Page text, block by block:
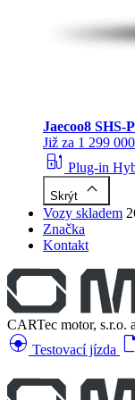
Jaecoo8 SHS-P
Již za 1 299
ev_station Plug-in
Skrýt keyboard_arrow_up
Vozy skladem
Značka
Kontakt
CARTec motor, s.r.o.
search_hands_free Testovací jízda